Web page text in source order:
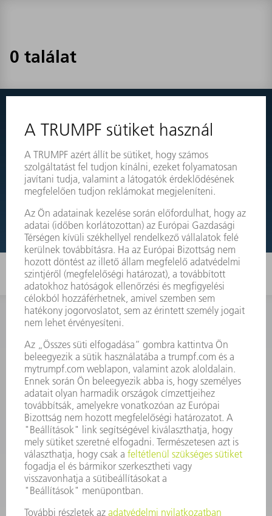
0 találat
Semmit nem talált?
Egyszerűen váltson át gépei robbantott nézetére, és rendelje
meg közvetlenül a szükséges alkatrészt.
ROBBANTOTT ÁBRA
KAPCSOLAT
Szerszám
3628576045
08.00 - 16.30
szerszam@hu.trumpf.com
KAPCSOLAT
Alkatrész
3628576035
08.00 - 16.30
alkatresz@hu.trumpf.com